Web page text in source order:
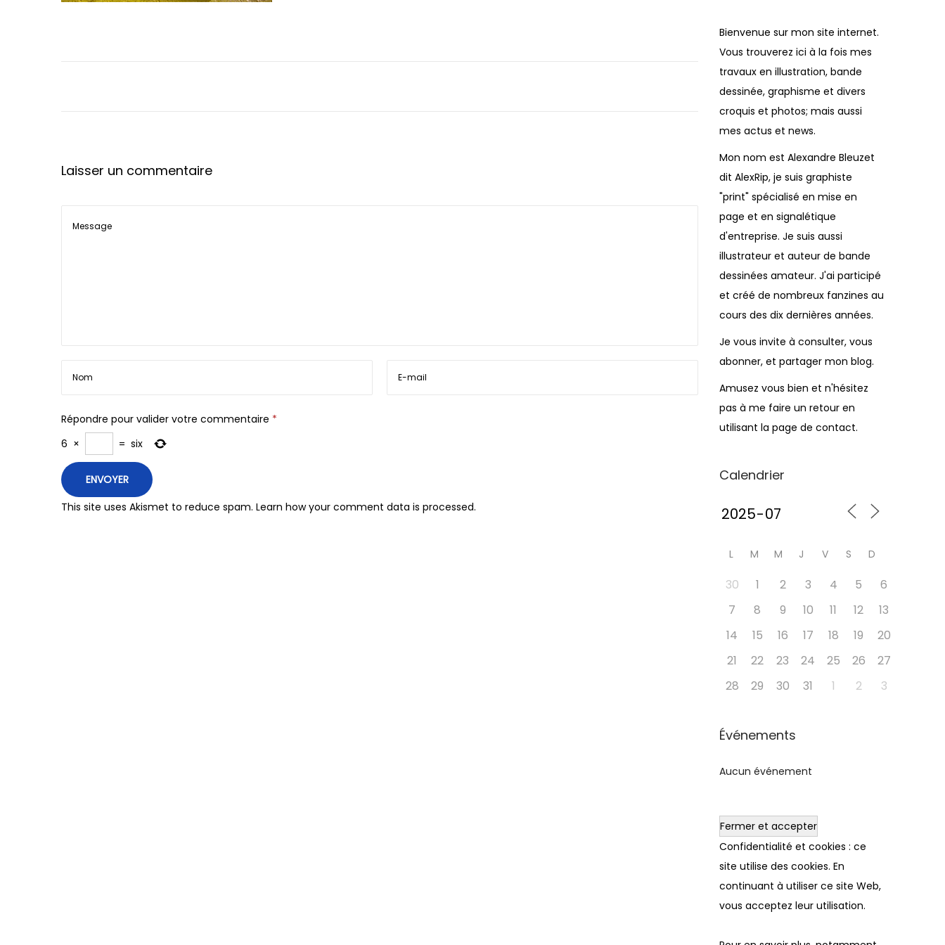
Laisser un commentaire
Répondre pour valider votre commentaire *
6 × = six
This site uses Akismet to reduce spam. Learn how your comment data is processed.
Bienvenue sur mon site internet.
Vous trouverez ici à la fois mes
travaux en illustration, bande
dessinée, graphisme et divers
croquis et photos; mais aussi
mes actus et news.
Mon nom est Alexandre Bleuzet
dit AlexRip, je suis graphiste
"print" spécialisé en mise en
page et en signalétique
d'entreprise. Je suis aussi
illustrateur et auteur de bande
dessinées amateur. J'ai participé
et créé de nombreux fanzines au
cours des dix dernières années.
Je vous invite à consulter, vous
abonner, et partager mon blog.
Amusez vous bien et n'hésitez
pas à me faire un retour en
utilisant la page de contact.
Calendrier
L M M J V S D
30 1 2 3 4 5
6
7
8 9 10 11 12
13
14
15 16 17 18 19
20
21
22 23 24 25 26
27
28
29 30 31 1 2 3
Événements
Aucun événement
Confidentialité et cookies : ce
site utilise des cookies. En
continuant à utiliser ce site Web,
vous acceptez leur utilisation.